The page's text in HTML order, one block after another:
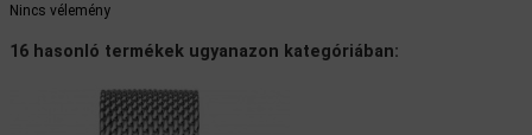
Nincs vélemény
16 hasonló termékek ugyanazon kategóriában: